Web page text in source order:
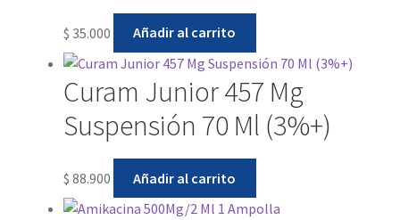
$ 35.000 Añadir al carrito
Curam Junior 457 Mg
Suspensión 70 Ml (3%+)
$ 88.900 Añadir al carrito